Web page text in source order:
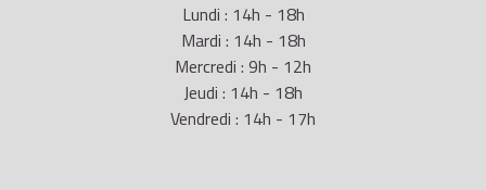
Lundi : 14h - 18h
Mardi : 14h - 18h
Mercredi : 9h - 12h
Jeudi : 14h - 18h
Vendredi : 14h - 17h